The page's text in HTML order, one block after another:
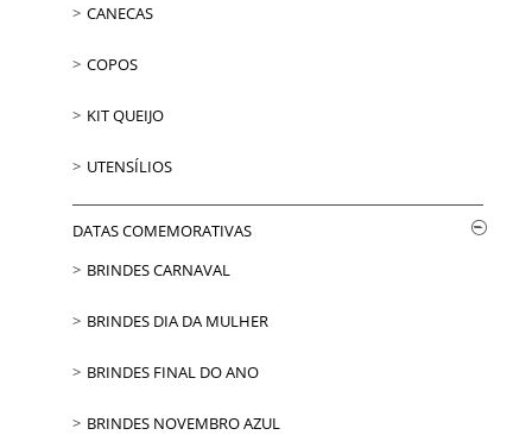
CANECAS
COPOS
KIT QUEIJO
UTENSÍLIOS
DATAS COMEMORATIVAS
BRINDES CARNAVAL
BRINDES DIA DA MULHER
BRINDES FINAL DO ANO
BRINDES NOVEMBRO AZUL